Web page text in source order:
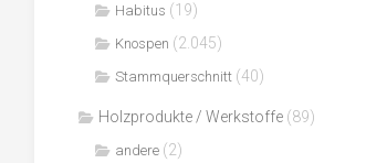
Habitus (19)
Knospen (2.045)
Stammquerschnitt (40)
Holzprodukte / Werkstoffe (89)
andere (2)